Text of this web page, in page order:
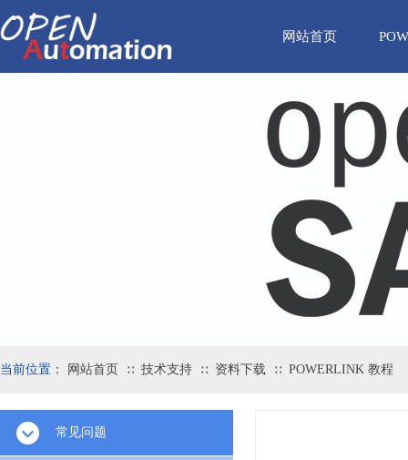
网站首页
网站首页 ∷ 技术支持 ∷ 资料下载 ∷ POWERLINK 教程
当前位置：
常见问题